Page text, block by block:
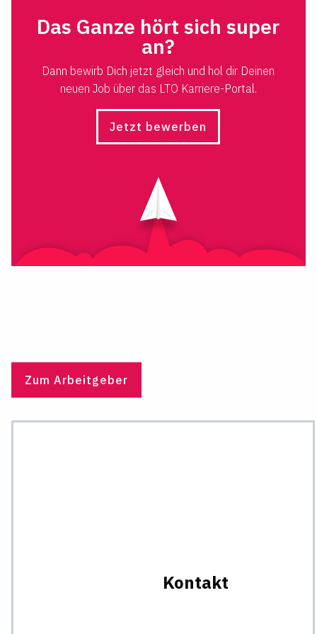
Zum Arbeitgeber
Kontakt
Das Ganze hört sich super
an?
Dann bewirb Dich jetzt gleich und hol dir Deinen
neuen Job über das LTO Karriere-Portal.
Jetzt bewerben